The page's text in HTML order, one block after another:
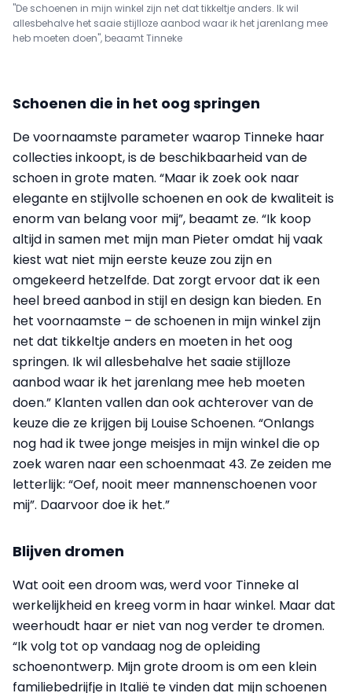
"De schoenen in mijn winkel zijn net dat tikkeltje anders. Ik wil
allesbehalve het saaie stijlloze aanbod waar ik het jarenlang mee
heb moeten doen", beaamt Tinneke
Schoenen die in het oog springen
De voornaamste parameter waarop Tinneke haar
collecties inkoopt, is de beschikbaarheid van de
schoen in grote maten. “Maar ik zoek ook naar
elegante en stijlvolle schoenen en ook de kwaliteit is
enorm van belang voor mij”, beaamt ze. “Ik koop
altijd in samen met mijn man Pieter omdat hij vaak
kiest wat niet mijn eerste keuze zou zijn en
omgekeerd hetzelfde. Dat zorgt ervoor dat ik een
heel breed aanbod in stijl en design kan bieden. En
het voornaamste – de schoenen in mijn winkel zijn
net dat tikkeltje anders en moeten in het oog
springen. Ik wil allesbehalve het saaie stijlloze
aanbod waar ik het jarenlang mee heb moeten
doen.” Klanten vallen dan ook achterover van de
keuze die ze krijgen bij Louise Schoenen. “Onlangs
nog had ik twee jonge meisjes in mijn winkel die op
zoek waren naar een schoenmaat 43. Ze zeiden me
letterlijk: “Oef, nooit meer mannenschoenen voor
mij”. Daarvoor doe ik het.”
Blijven dromen
Wat ooit een droom was, werd voor Tinneke al
werkelijkheid en kreeg vorm in haar winkel. Maar dat
weerhoudt haar er niet van nog verder te dromen.
“Ik volg tot op vandaag nog de opleiding
schoenontwerp. Mijn grote droom is om een klein
familiebedrijfje in Italië te vinden dat mijn schoenen